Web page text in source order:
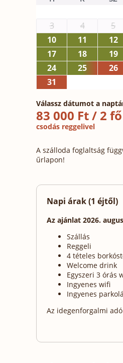
3
4 5
10
11 12
17
18 19
24
25 26
31
Válassz dátumot a
83 000 Ft / 2
csodás reggelivel
A szálloda foglaltság
űrlapon!
Napi árak (1 éjtől)
Az ajánlat 2026.
Szállás
Reggeli
4 tételes
Welcome drink
Egyszeri 3 órás
Ingyenes wifi
Ingyenes
Az idegenforgalmi